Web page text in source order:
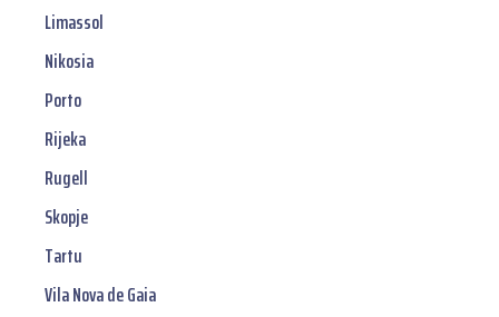
Limassol
Nikosia
Porto
Rijeka
Rugell
Skopje
Tartu
Vila Nova de Gaia